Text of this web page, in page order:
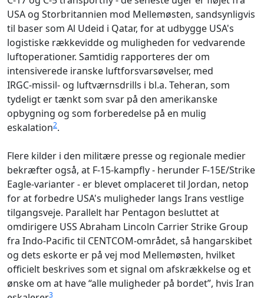
USA og Storbritannien mod Mellemøsten, sandsynligvis
til baser som Al Udeid i Qatar, for at udbygge USA's
logistiske rækkevidde og muligheden for vedvarende
luftoperationer. Samtidig rapporteres der om
intensiverede iranske luftforsvarsøvelser, med
IRGC‑missil- og luftværnsdrills i bl.a. Teheran, som
tydeligt er tænkt som svar på den amerikanske
opbygning og som forberedelse på en mulig
eskalation2.
Flere kilder i den militære presse og regionale medier
bekræfter også, at F‑15‑kampfly - herunder F‑15E/Strike
Eagle‑varianter - er blevet omplaceret til Jordan, netop
for at forbedre USA's muligheder langs Irans vestlige
tilgangsveje. Parallelt har Pentagon besluttet at
omdirigere USS Abraham Lincoln Carrier Strike Group
fra Indo‑Pacific til CENTCOM‑området, så hangarskibet
og dets eskorte er på vej mod Mellemøsten, hvilket
officielt beskrives som et signal om afskrækkelse og et
ønske om at have “alle muligheder på bordet”, hvis Iran
3